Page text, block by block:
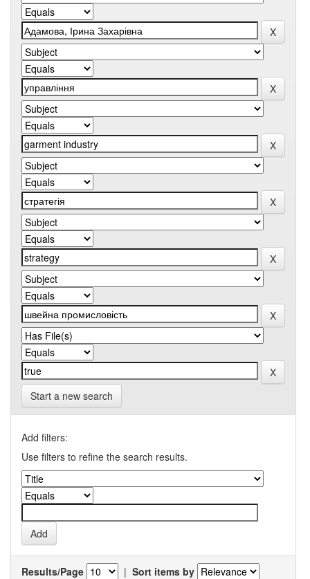
Start a new search
Add filters:
Use filters to refine the search results.
Results/Page | Sort items by